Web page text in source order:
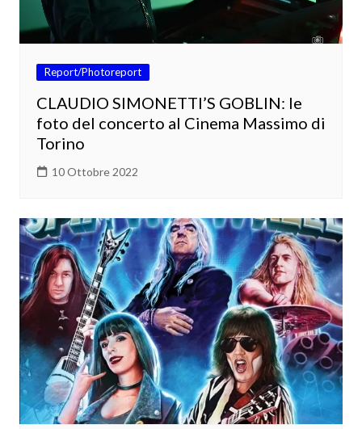
Report/Photoreport
CLAUDIO SIMONETTI’S GOBLIN: le
foto del concerto al Cinema Massimo di
Torino
10 Ottobre 2022